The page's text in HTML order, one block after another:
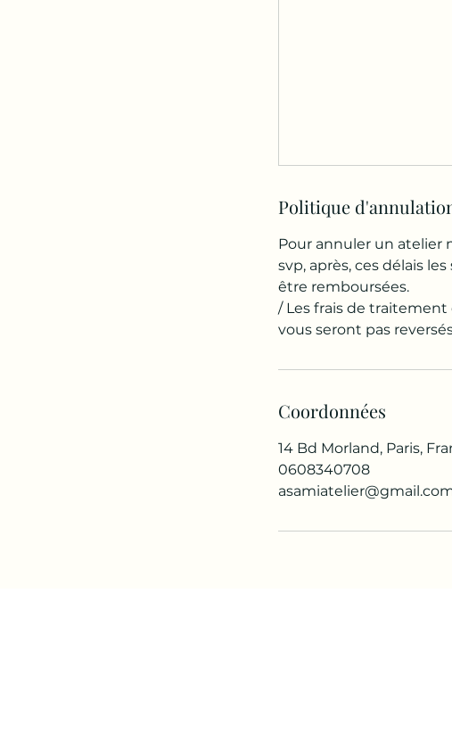
Politique
Pour annuler un atelier
svp, après, ces délais
être remboursées.
/ Les frais de traitement
vous seront pas
Coordonnées
14 Bd Morland, Paris,
0608340708